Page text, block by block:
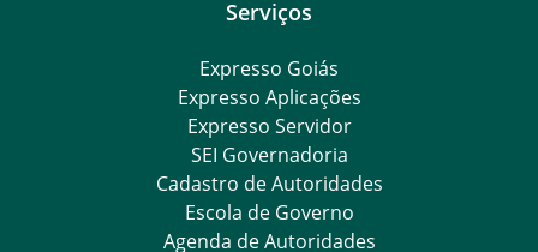
Serviços
Expresso Goiás
Expresso Aplicações
Expresso Servidor
SEI Governadoria
Cadastro de Autoridades
Escola de Governo
Agenda de Autoridades